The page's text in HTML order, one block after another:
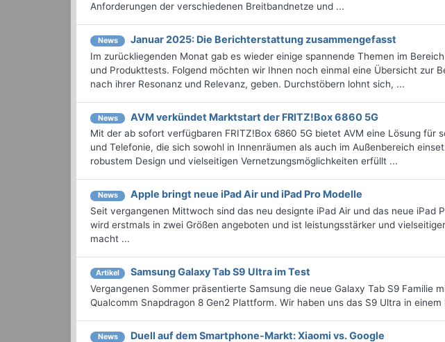
Anforderungen der verschiedenen Breitbandnetze und ...
News Januar 2025: Die Bericht­erstattung zusammengefasst
Im zurückliegenden Monat gab es wieder einige spannende Themen im
und Produkttests. Folgend möchten wir Ihnen noch einmal eine Übersicht zur
nach ihrer Resonanz und Relevanz, geben. Durchstöbern lohnt sich, ...
News AVM verkündet Marktstart der FRITZ!Box 6860 5G
Mit der ab sofort verfügbaren FRITZ!Box 6860 5G bietet AVM eine Lösung für
und Telefonie, die sich sowohl in Innenräumen als auch im Außenbereich
robustem Design und vielseitigen Vernetzungsmöglichkeiten erfüllt ...
News Apple bringt neue iPad Air und iPad Pro Modelle
Seit vergangenen Mittwoch sind das neu designte iPad Air und das neue iPad
wird erstmals in zwei Größen angeboten und ist leistungsstärker und
macht ...
Artikel Samsung Galaxy Tab S9 Ultra im Test
Vergangenen Sommer präsentierte Samsung die neue Galaxy Tab S9 Familie
Qualcomm Snapdragon 8 Gen2 Plattform. Wir haben uns das S9 Ultra in
News Duell auf dem Smartphone-Markt: Xiaomi vs. Google